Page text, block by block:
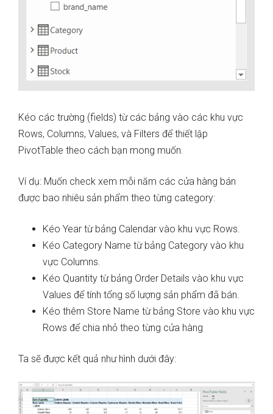
Kéo các trường (fields) từ các bảng vào các khu vực
Rows, Columns, Values, và Filters để thiết lập
PivotTable theo cách bạn mong muốn.
Ví dụ: Muốn check xem mỗi năm các cửa hàng bán
được bao nhiêu sản phẩm theo từng category:
Kéo Year từ bảng Calendar vào khu vực Rows.
Kéo Category Name từ bảng Category vào khu
vực Columns.
Kéo Quantity từ bảng Order Details vào khu vực
Values để tính tổng số lượng sản phẩm đã bán.
Kéo thêm Store Name từ bảng Store vào khu vực
Rows để chia nhỏ theo từng cửa hàng
Ta sẽ được kết quả như hình dưới đây: